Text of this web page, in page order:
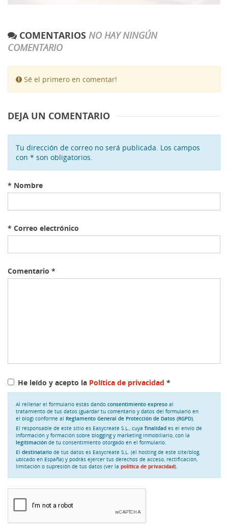
COMENTARIOS NO HAY NINGÚN
COMENTARIO
Sé el primero en comentar!
DEJA UN COMENTARIO
Tu dirección de correo no será publicada. Los campos
con * son obligatorios.
* Nombre
* Correo electrónico
Comentario *
He leído y acepto la Política de privacidad *
Al rellenar el formulario estás dando consentimiento expreso al
tratamiento de tus datos (guardar tu comentario y datos del formulario en
el blog) conforme al Reglamento General de Protección de Datos (RGPD)
El responsable de este sitio es Easycreate S.L., cuya finalidad es el envío de
información y formación sobre blogging y marketing inmobiliario, con la
legitimación de tu consentimiento otorgado en el formulario.
El destinatario de tus datos es Easycreate S.L. (el hosting de este site/blog,
ubicado en España) y podrás ejercer tus derechos de acceso, rectificación,
limitación o supresión de tus datos (ver la política de privacidad).